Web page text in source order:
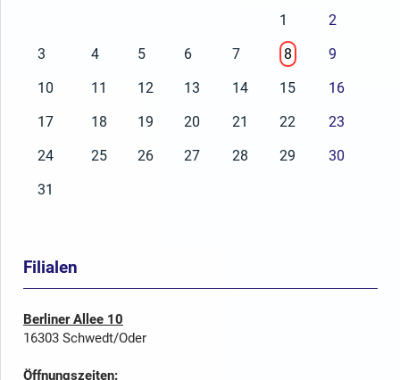
1
2
3
4 5 6 7 8
9
10
11 12 13 14 15
16
17
18 19 20 21 22
23
24
25 26 27 28 29
30
31
Filialen
Berliner Allee 10
16303 Schwedt/Oder
Öffnungszeiten: